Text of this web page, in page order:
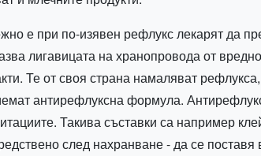
е при по-изявен рефлукс лекарят да
лигавицата на хранопровода от
Те от своя страна намаляват
антирефлуксна формула.
Такива съставки са например
след нахранване - да се